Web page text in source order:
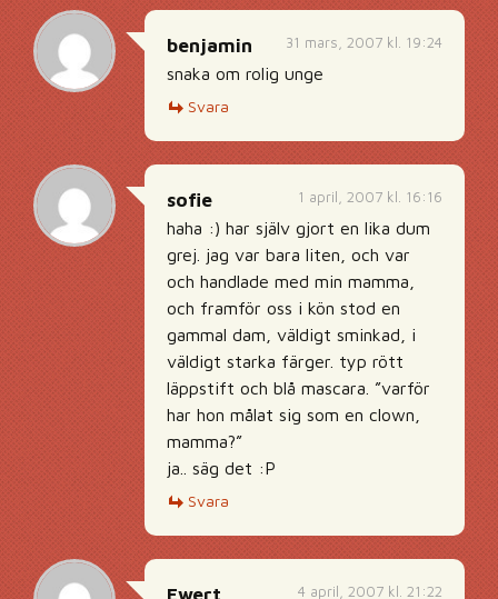
31 mars, 2007 kl. 19:24
benjamin
snaka om rolig unge
Svara
1 april, 2007 kl. 16:16
sofie
haha :) har själv gjort en lika dum
grej. jag var bara liten, och var
och handlade med min mamma,
och framför oss i kön stod en
gammal dam, väldigt sminkad, i
väldigt starka färger. typ rött
läppstift och blå mascara. ”varför
har hon målat sig som en clown,
mamma?”
ja.. säg det :P
Svara
4 april, 2007 kl. 21:22
Ewert